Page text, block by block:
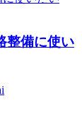
整備に使い